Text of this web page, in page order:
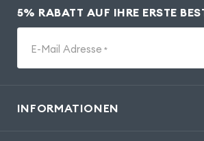
5% RABATT AUF IHRE ERSTE
E-Mail Adresse *
INFORMATIONEN